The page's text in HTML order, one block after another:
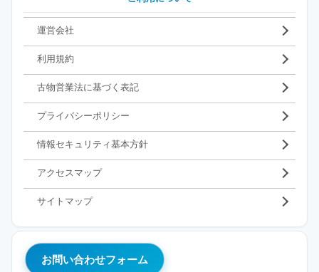
運営会社
利用規約
古物営業法に基づく表記
プライバシーポリシー
情報セキュリティ基本方針
アクセスマップ
サイトマップ
お問い合わせフォーム